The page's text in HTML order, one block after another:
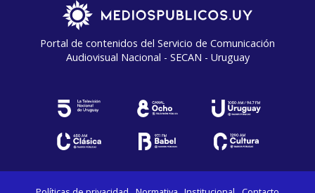
Portal de contenidos del Servicio de Comunicación
Audiovisual Nacional - SECAN - Uruguay